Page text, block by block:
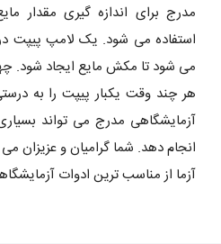
مدرج برای اندازه گیری مقدار
استفاده می شود. یک لامپ پیپت
می شود تا مکش مایع ایجاد شود.
هر چند وقت یکبار پیپت را به
آزمایشگاهی مدرج می تواند
انجام دهد. شما گرامیان و عزیزان می
آزما از مناسب ترین ادوات